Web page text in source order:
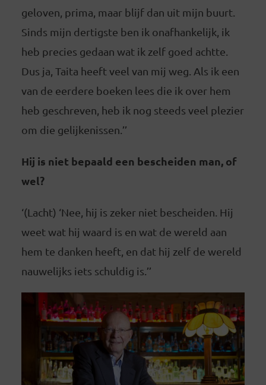
geloven, prima, maar blijf dan uit mijn buurt.
Sinds mijn dertigste ben ik onafhankelijk, ik
heb precies gedaan wat ik zelf goed achtte.
Dus ja, Taita heeft veel van mij weg. Als ik een
van de eerdere boeken lees die ik over hem
heb geschreven, heb ik nog steeds veel plezier
om die gelijkenissen.’’
Hij is niet bepaald een bescheiden man, of
wel?
‘(Lacht) ‘Nee, hij is zeker niet bescheiden. Hij
weet wat hij waard is en wat de wereld aan
hem te danken heeft, en dat hij zelf de wereld
nauwelijks iets schuldig is.’’